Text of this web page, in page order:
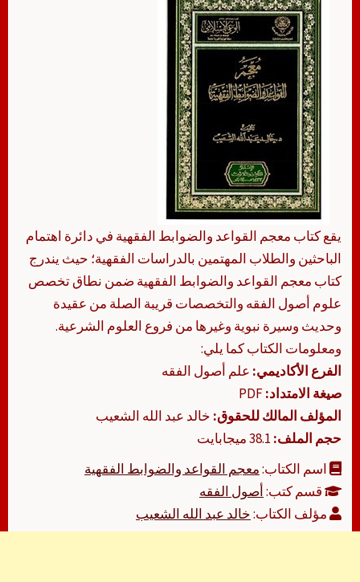
يقع كتاب معجم القواعد والضوابط الفقهية في دائرة اهتمام
الباحثين والطلاب المهتمين بالدراسات الفقهية؛ حيث يندرج
كتاب معجم القواعد والضوابط الفقهية ضمن نطاق تخصص
علوم أصول الفقه والتخصصات قريبة الصلة من عقيدة
وحديث وسيرة نبوية وغيرها من فروع العلوم الشرعية.
ومعلومات الكتاب كما يلي:
الفرع الأكاديمي: علم أصول الفقه
صيغة الامتداد:
المؤلف المالك للحقوق: خالد عبد الله الشعيب
حجم الملف:
اسم الكتاب:معجم القواعد والضوابط الفقهية
قسم كتب:أصول الفقه
مؤلف الكتاب:خالد عبد الله الشعيب